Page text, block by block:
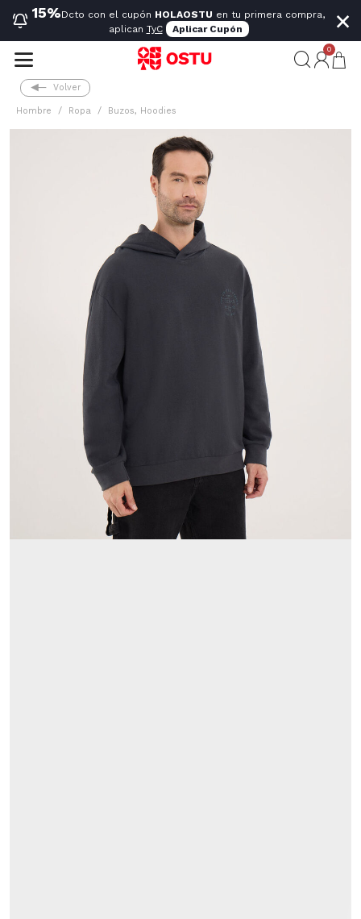
15%Dcto con el cupón HOLAOSTU en tu primera compra,
aplican TyC Aplicar Cupón ×
0
Volver
Hombre Ropa Buzos, Hoodies